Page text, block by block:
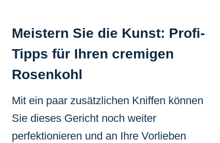
Meistern Sie die Kunst: Profi-
Tipps für Ihren cremigen
Rosenkohl
Mit ein paar zusätzlichen Kniffen können
Sie dieses Gericht noch weiter
perfektionieren und an Ihre Vorlieben